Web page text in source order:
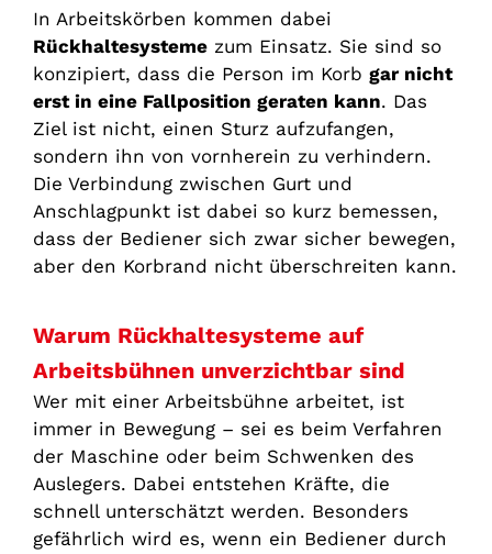
In Arbeitskörben kommen dabei
Rückhaltesysteme zum Einsatz. Sie sind so
konzipiert, dass die Person im Korb gar nicht
erst in eine Fallposition geraten kann. Das
Ziel ist nicht, einen Sturz aufzufangen,
sondern ihn von vornherein zu verhindern.
Die Verbindung zwischen Gurt und
Anschlagpunkt ist dabei so kurz bemessen,
dass der Bediener sich zwar sicher bewegen,
aber den Korbrand nicht überschreiten kann.
Warum Rückhaltesysteme auf
Arbeitsbühnen unverzichtbar sind
Wer mit einer Arbeitsbühne arbeitet, ist
immer in Bewegung – sei es beim Verfahren
der Maschine oder beim Schwenken des
Auslegers. Dabei entstehen Kräfte, die
schnell unterschätzt werden. Besonders
gefährlich wird es, wenn ein Bediener durch